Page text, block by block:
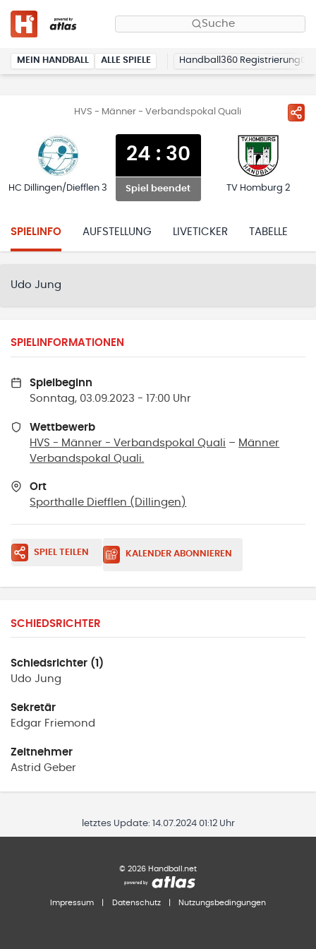
Suche
MEIN HANDBALL ALLE SPIELE Handball360 Registrierung
HVS - Männer - Verbandspokal Quali
HC Dillingen/Diefflen 3
24 : 30
Spiel beendet TV Homburg 2
SPIELINFO AUFSTELLUNG LIVETICKER TABELLE
Udo Jung
SPIELINFORMATIONEN
Spielbeginn
Sonntag, 03.09.2023 - 17:00 Uhr
Wettbewerb
HVS - Männer - Verbandspokal Quali – Männer
Verbandspokal Quali.
Ort
Sporthalle Diefflen ( Dillingen )
SPIEL TEILEN KALENDER ABONNIEREN
SCHIEDSRICHTER
Schiedsrichter (1)
Udo Jung
Sekretär
Edgar Friemond
Zeitnehmer
Astrid Geber
letztes Update: 14.07.2024 01:12 Uhr
© 2026 Handball.net
Impressum Datenschutz Nutzungsbedingungen